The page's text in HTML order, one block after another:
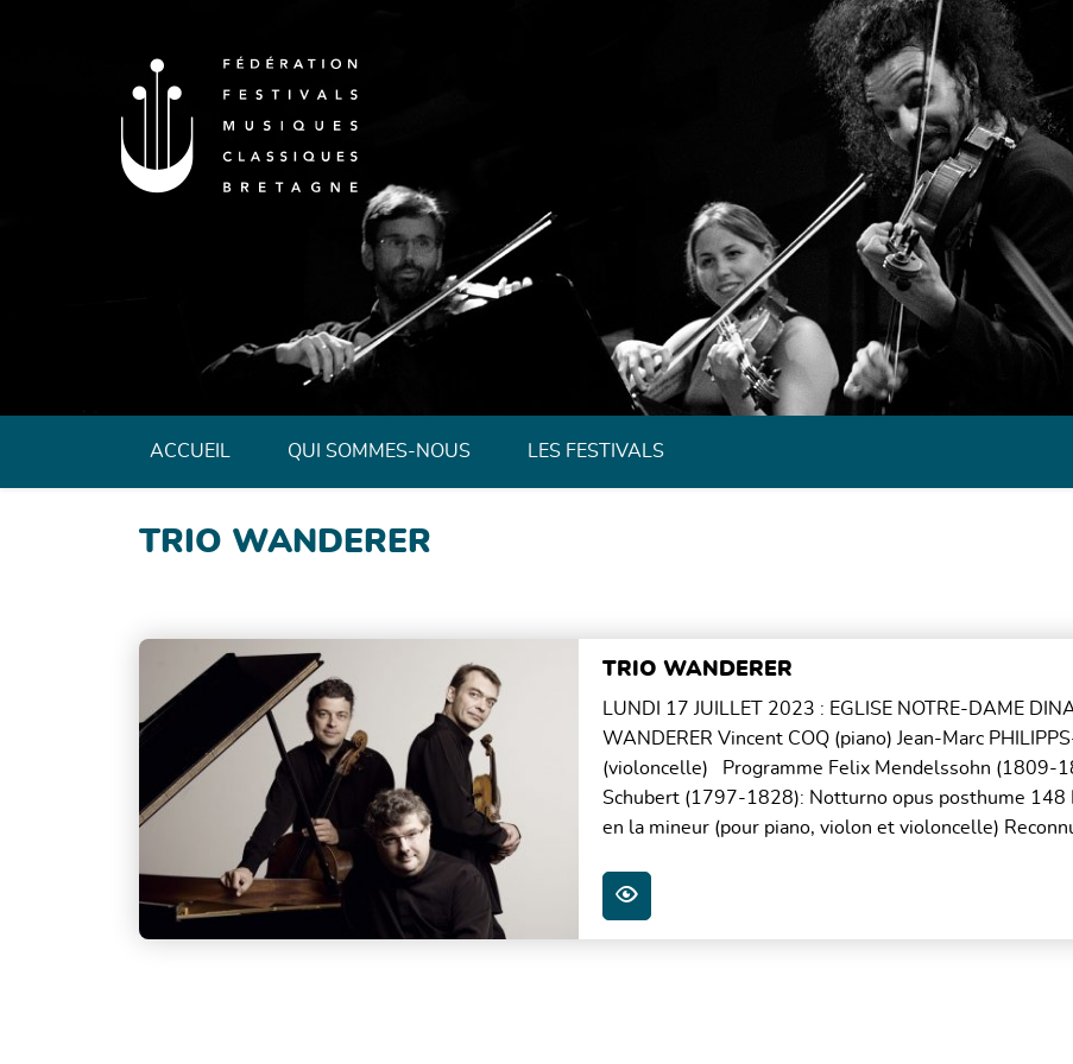
Fédération des Festivals de Musique Classique de Bretagne
ACCUEIL QUI SOMMES-NOUS LES FESTIVALS
TRIO WANDERER
TRIO WANDERER
LUNDI 17 JUILLET 2023 : EGLISE NOTRE-DAME
WANDERER Vincent COQ (piano) Jean-Marc
(violoncelle) Programme Felix Mendelssohn (1809-
Schubert (1797-1828): Notturno opus posthume
en la mineur (pour piano, violon et violoncelle)